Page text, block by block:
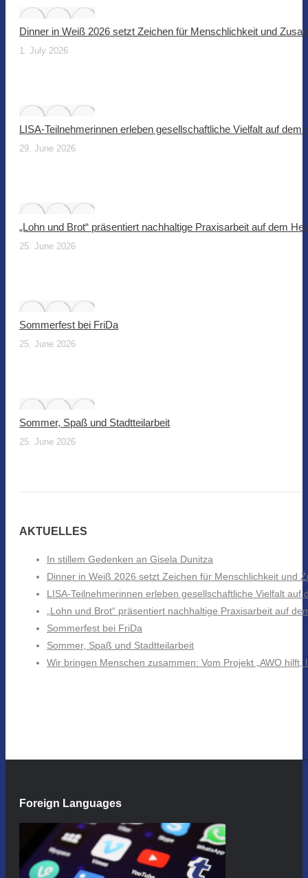
Dinner in Weiß 2026 setzt Zeichen für Menschlichkeit und
1. July 2026
LISA-Teilnehmerinnen erleben gesellschaftliche Vielfalt auf dem
29. June 2026
„Lohn und Brot“ präsentiert nachhaltige Praxisarbeit auf dem
25. June 2026
Sommerfest bei FriDa
25. June 2026
Sommer, Spaß und Stadtteilarbeit
25. June 2026
AKTUELLES
In stillem Gedenken an Gisela Dunitza
Dinner in Weiß 2026 setzt Zeichen für Menschlichkeit und
LISA-Teilnehmerinnen erleben gesellschaftliche Vielfalt auf
„Lohn und Brot“ präsentiert nachhaltige Praxisarbeit auf
Sommerfest bei FriDa
Sommer, Spaß und Stadtteilarbeit
Wir bringen Menschen zusammen: Vom Projekt „AWO
Foreign Languages